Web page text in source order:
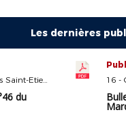
Les dernières
16 - Commission des Jeunes Saint-Etienne
du